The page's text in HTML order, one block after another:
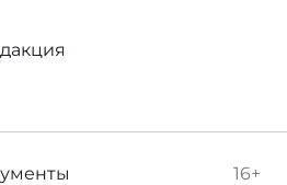
16+